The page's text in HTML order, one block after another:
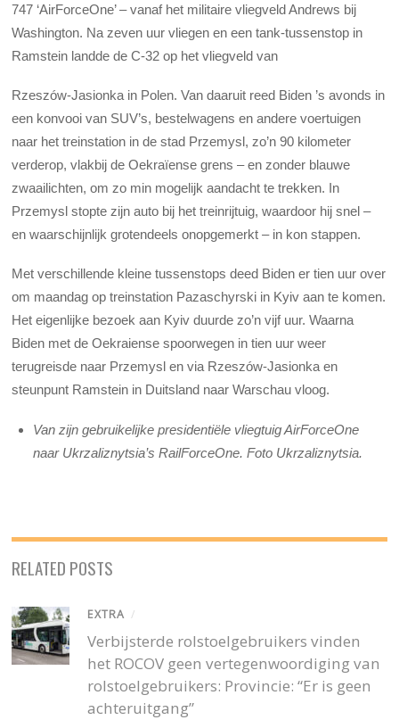
747 ‘AirForceOne’ – vanaf het militaire vliegveld Andrews bij
Washington. Na zeven uur vliegen en een tank-tussenstop in
Ramstein landde de C-32 op het vliegveld van
Rzeszów-Jasionka in Polen. Van daaruit reed Biden ’s avonds in
een konvooi van SUV’s, bestelwagens en andere voertuigen
naar het treinstation in de stad Przemysl, zo’n 90 kilometer
verderop, vlakbij de Oekraïense grens – en zonder blauwe
zwaailichten, om zo min mogelijk aandacht te trekken. In
Przemysl stopte zijn auto bij het treinrijtuig, waardoor hij snel –
en waarschijnlijk grotendeels onopgemerkt – in kon stappen.
Met verschillende kleine tussenstops deed Biden er tien uur over
om maandag op treinstation Pazaschyrski in Kyiv aan te komen.
Het eigenlijke bezoek aan Kyiv duurde zo’n vijf uur. Waarna
Biden met de Oekraiense spoorwegen in tien uur weer
terugreisde naar Przemysl en via Rzeszów-Jasionka en
steunpunt Ramstein in Duitsland naar Warschau vloog.
Van zijn gebruikelijke presidentiële vliegtuig AirForceOne
naar Ukrzaliznytsia’s RailForceOne. Foto Ukrzaliznytsia.
RELATED POSTS
EXTRA /
Verbijsterde rolstoelgebruikers vinden
het ROCOV geen vertegenwoordiging van
rolstoelgebruikers: Provincie: “Er is geen
achteruitgang”